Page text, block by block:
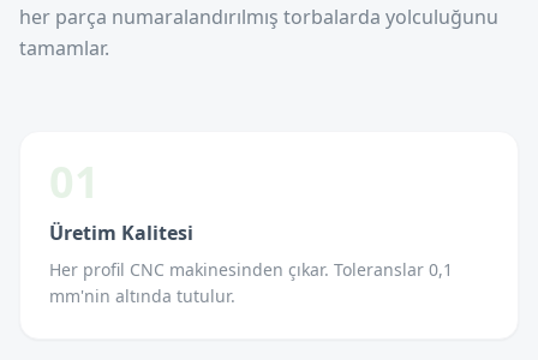
her parça numaralandırılmış torbalarda yolculuğunu
tamamlar.
01
Üretim Kalitesi
Her profil CNC makinesinden çıkar. Toleranslar 0,1
mm'nin altında tutulur.